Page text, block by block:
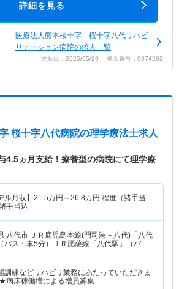
詳細を見る
医療法人熊本桜十字 桜十字八代リハビ
リテーション病院の求人一覧
更新日：2025/05/29 求人番号：9074262
桜十字八代病院の理学療法士求人
4.5ヵ月支給！療養型の病院にて理学療
ル月収】 21.5万円～26.8万円 程度（諸手当
手当込
八代市 ＪＲ鹿児島本線(門司港－八代)「八代
バス・車5分）ＪＲ肥薩線「八代駅」（バ
訓練などリハビリ業務にあたっていただきま
病床稼働増による増員募集…